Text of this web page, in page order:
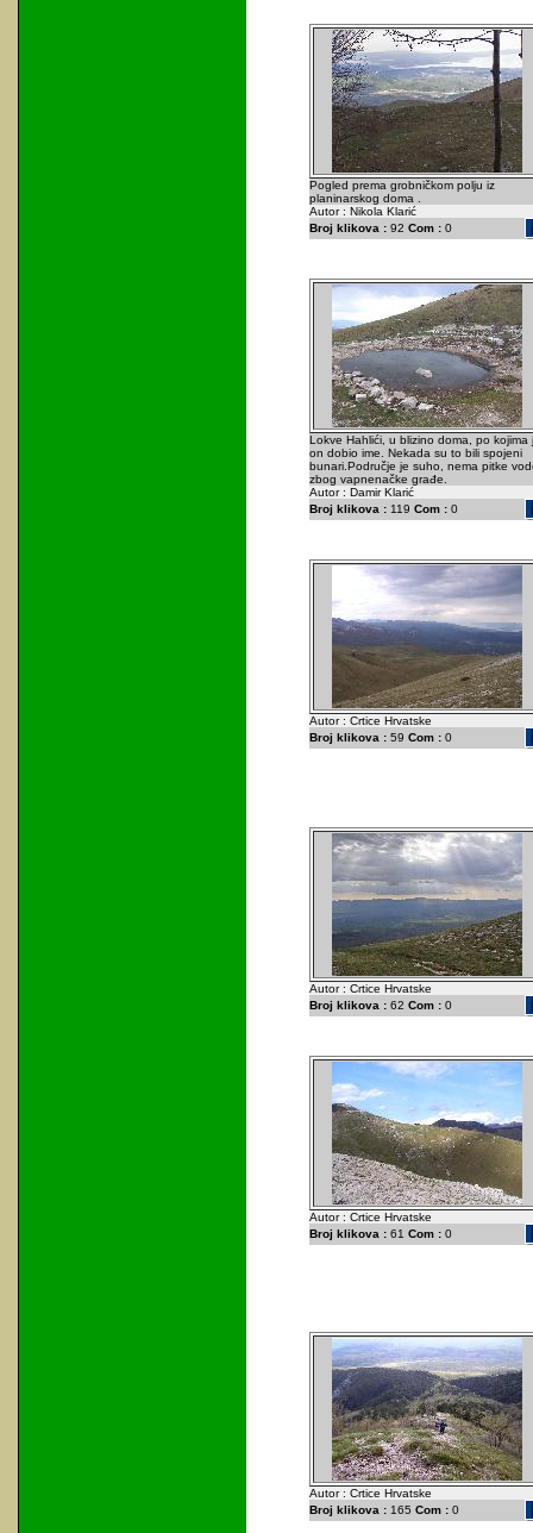
Pogled prema grobničkom polju iz
planinarskog doma .
Autor : Nikola Klarić
Broj klikova :92 Com :0
Lokve Hahlići, u blizino doma, po kojima
on dobio ime. Nekada su to bili spojeni
bunari.Područje je suho, nema pitke
zbog vapnenačke građe.
Autor : Damir Klarić
Broj klikova :119 Com :0
Autor : Crtice Hrvatske
Broj klikova :59 Com :0
Autor : Crtice Hrvatske
Broj klikova :62 Com :0
Autor : Crtice Hrvatske
Broj klikova :61 Com :0
Autor : Crtice Hrvatske
Broj klikova :165 Com :0